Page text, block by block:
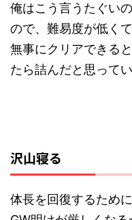
俺はこう言うたぐい
ので、難易度が低く
無事にクリアできる
たら詰んだと思って
沢山寝る
体長を回復するため